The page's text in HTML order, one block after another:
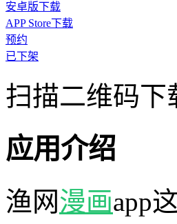
安卓版下载
APP Store下载
预约
已下架
扫描二维码下
应用介绍
渔网漫画app